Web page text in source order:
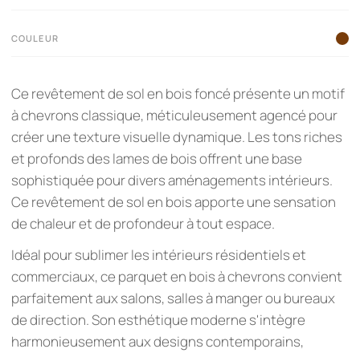
COULEUR
Ce revêtement de sol en bois foncé présente un motif
à chevrons classique, méticuleusement agencé pour
créer une texture visuelle dynamique. Les tons riches
et profonds des lames de bois offrent une base
sophistiquée pour divers aménagements intérieurs.
Ce revêtement de sol en bois apporte une sensation
de chaleur et de profondeur à tout espace.
Idéal pour sublimer les intérieurs résidentiels et
commerciaux, ce parquet en bois à chevrons convient
parfaitement aux salons, salles à manger ou bureaux
de direction. Son esthétique moderne s'intègre
harmonieusement aux designs contemporains,